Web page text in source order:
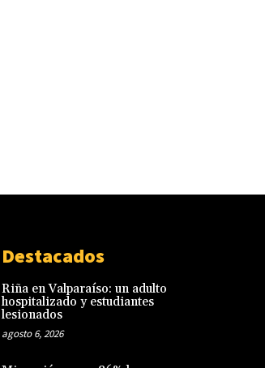
Destacados
Riña en Valparaíso: un adulto
hospitalizado y estudiantes
lesionados
agosto 6, 2026